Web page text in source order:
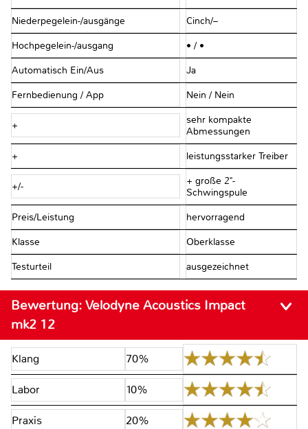
Niederpegelein-/ausgänge Cinch/–
Hochpegelein-/ausgang • / •
Automatisch Ein/Aus Ja
Fernbedienung / App Nein / Nein
+
sehr kompakte
Abmessungen
+ leistungsstarker Treiber
+/-
+ große 2"-
Schwingspule
Preis/Leistung hervorragend
Klasse Oberklasse
Testurteil ausgezeichnet
Bewertung: Velodyne Acoustics Impact
mk2 12
Klang 70%
Labor 10%
Praxis 20%